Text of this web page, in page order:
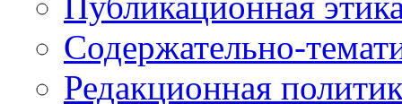
Содержательно-
Редакционная